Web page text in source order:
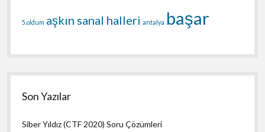
5.oldum aşkın sanal halleri antalya başar
Son Yazılar
Siber Yıldız (CTF 2020) Soru Çözümleri